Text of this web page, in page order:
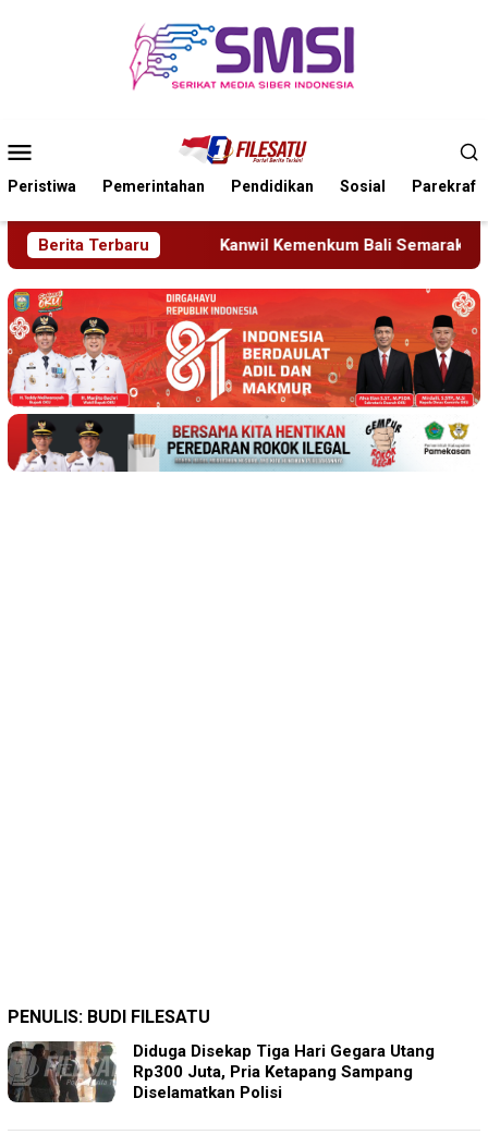
Mobile
Peristiwa Pemerintahan Pendidikan Sosial Parekraf
Berita Terbaru
Kemenkum Bali Semarakkan Hari Pengayoman ke-81
PENULIS: BUDI FILESATU
Diduga Disekap Tiga Hari Gegara Utang
Rp300 Juta, Pria Ketapang Sampang
Diselamatkan Polisi